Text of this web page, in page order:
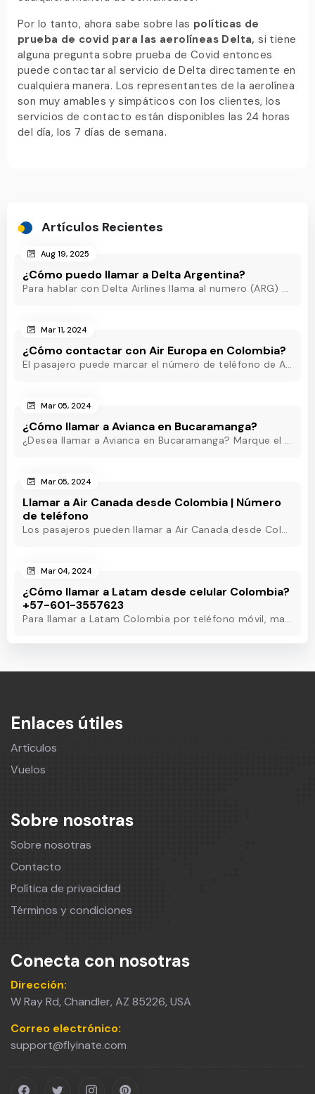
Por lo tanto, ahora sabe sobre las políticas de
prueba de covid para las aerolíneas Delta, si tiene
alguna pregunta sobre prueba de Covid entonces
puede contactar al servicio de Delta directamente en
cualquiera manera. Los representantes de la aerolínea
son muy amables y simpáticos con los clientes, los
servicios de contacto están disponibles las 24 horas
del día, los 7 días de semana.
Artículos Recientes
Aug 19, 2025
¿Cómo puedo llamar a Delta Argentina?
Para hablar con Delta Airlines llama al numero (ARG) o al +54-11-5218-8717(Argentina) o al +54-11-5219-3285 (ARG) o al (ARG) o al +54-11-5218-8717(Argentina)
Mar 11, 2024
¿Cómo contactar con Air Europa en Colombia?
El pasajero puede marcar el número de teléfono de Air Europa Colombia y hablar con un agente en directo que estará disponible las 24 horas para ayudarle.
Mar 05, 2024
¿Cómo llamar a Avianca en Bucaramanga?
¿Desea llamar a Avianca en Bucaramanga? Marque el teléfono de Avianca Bucaramanga y obtenga asistencia rápida las 24 horas para eliminar sus inquietudes.
Mar 05, 2024
Llamar a Air Canada desde Colombia | Número
de teléfono
Los pasajeros pueden llamar a Air Canada desde Colombia marcando el número de teléfono de Air Canada Colombia y obtener asistencia útil en pocos minutos.
Mar 04, 2024
¿Cómo llamar a Latam desde celular Colombia?
+57-601-3557623
Para llamar a Latam Colombia por teléfono móvil, marque el número de teléfono de Latam Colombia o utilice otros métodos para obtener asistencia las 24 horas.
Enlaces útiles
Artículos
Vuelos
Sobre nosotras
Sobre nosotras
Contacto
Política de privacidad
Términos y condiciones
Conecta con nosotras
Dirección:
W Ray Rd, Chandler, AZ 85226, USA
Correo electrónico:
support@flyinate.com